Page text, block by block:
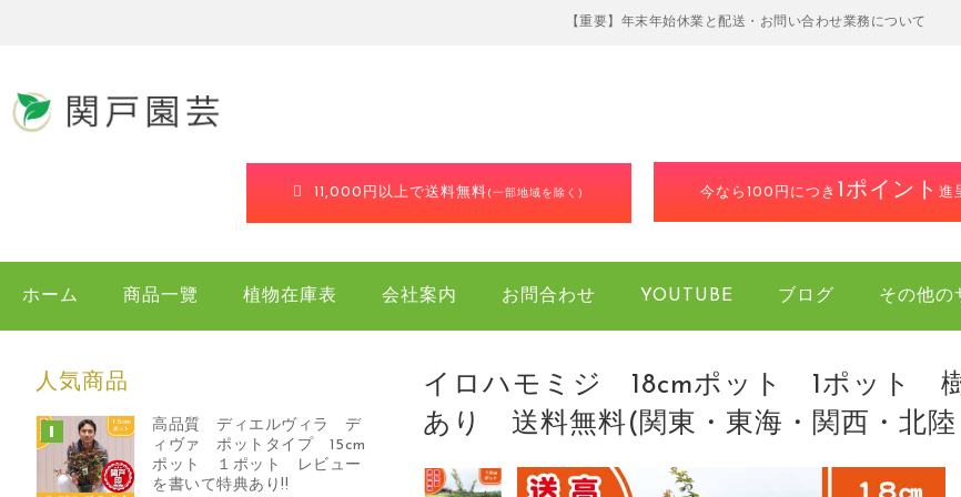
【重要】年末年始休業と配送・お問い合わせ業務について
11,000円以上で送料無料(一部地域を除く) 今なら100円につき 1ポイント進
ホーム 商品一覽 植物在庫表 会社案内 お問合わせ YOUTUBE ブログ その他の
イロハモミジ 18cmポット 1ポット
あり 送料無料(関東・東海・関西・北陸
人気商品
高品質 ディエルヴィラ デ
ィヴァ ポットタイプ 15cm
ポット １ポット レビュー
を書いて特典あり!!